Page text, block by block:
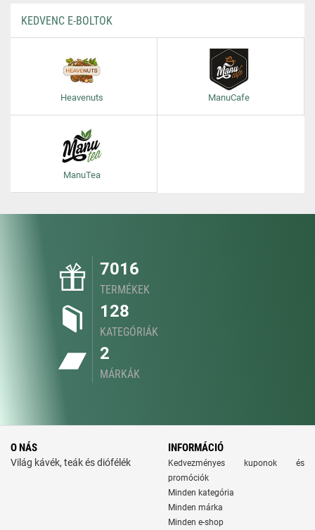
KEDVENC E-BOLTOK
Heavenuts ManuCafe
ManuTea
7016
TERMÉKEK
128
KATEGÓRIÁK
2
MÁRKÁK
O NÁS
Világ kávék, teák és diófélék
INFORMÁCIÓ
Kedvezményes kuponok és
promóciók
Minden kategória
Minden márka
Minden e-shop